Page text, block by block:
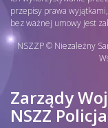
przepisy prawa
bez ważnej umowy jest
NSZZP © Niezależny
Zarządy
NSZZ